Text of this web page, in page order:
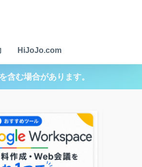
HiJoJo.com
含む場合があります。